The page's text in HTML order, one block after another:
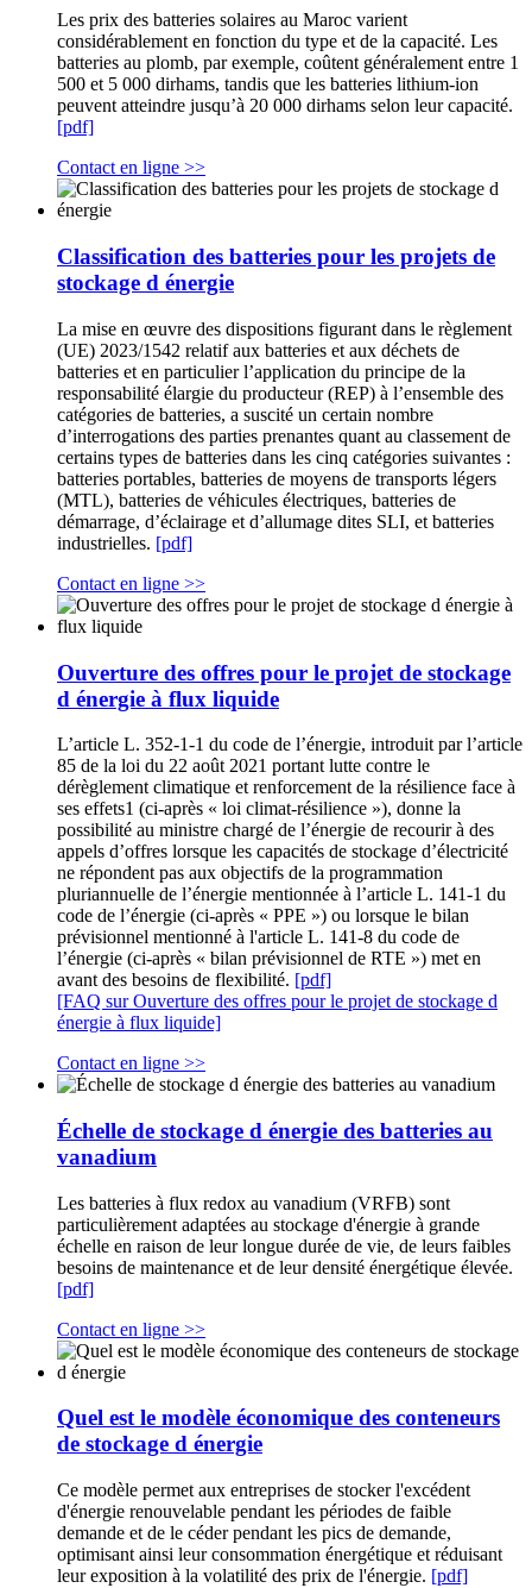
Les prix des batteries solaires au Maroc varient
considérablement en fonction du type et de la capacité. Les
batteries au plomb, par exemple, coûtent généralement entre 1
500 et 5 000 dirhams, tandis que les batteries lithium-ion
peuvent atteindre jusqu’à 20 000 dirhams selon leur capacité.
[pdf]
Contact en ligne >>
Classification des batteries pour les projets de
stockage d énergie
La mise en œuvre des dispositions figurant dans le règlement
(UE) 2023/1542 relatif aux batteries et aux déchets de
batteries et en particulier l’application du principe de la
responsabilité élargie du producteur (REP) à l’ensemble des
catégories de batteries, a suscité un certain nombre
d’interrogations des parties prenantes quant au classement de
certains types de batteries dans les cinq catégories suivantes :
batteries portables, batteries de moyens de transports légers
(MTL), batteries de véhicules électriques, batteries de
démarrage, d’éclairage et d’allumage dites SLI, et batteries
industrielles. [pdf]
Contact en ligne >>
Ouverture des offres pour le projet de stockage
d énergie à flux liquide
L’article L. 352-1-1 du code de l’énergie, introduit par l’article
85 de la loi du 22 août 2021 portant lutte contre le
dérèglement climatique et renforcement de la résilience face à
ses effets1 (ci-après « loi climat-résilience »), donne la
possibilité au ministre chargé de l’énergie de recourir à des
appels d’offres lorsque les capacités de stockage d’électricité
ne répondent pas aux objectifs de la programmation
pluriannuelle de l’énergie mentionnée à l’article L. 141-1 du
code de l’énergie (ci-après « PPE ») ou lorsque le bilan
prévisionnel mentionné à l'article L. 141-8 du code de
l’énergie (ci-après « bilan prévisionnel de RTE ») met en
avant des besoins de flexibilité. [pdf]
[FAQ sur Ouverture des offres pour le projet de stockage d
énergie à flux liquide]
Contact en ligne >>
Échelle de stockage d énergie des batteries au
vanadium
Les batteries à flux redox au vanadium (VRFB) sont
particulièrement adaptées au stockage d'énergie à grande
échelle en raison de leur longue durée de vie, de leurs faibles
besoins de maintenance et de leur densité énergétique élevée.
[pdf]
Contact en ligne >>
Quel est le modèle économique des conteneurs
de stockage d énergie
Ce modèle permet aux entreprises de stocker l'excédent
d'énergie renouvelable pendant les périodes de faible
demande et de le céder pendant les pics de demande,
optimisant ainsi leur consommation énergétique et réduisant
leur exposition à la volatilité des prix de l'énergie. [pdf]